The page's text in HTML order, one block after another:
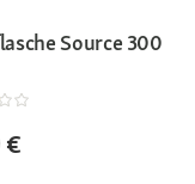
Source 300
€